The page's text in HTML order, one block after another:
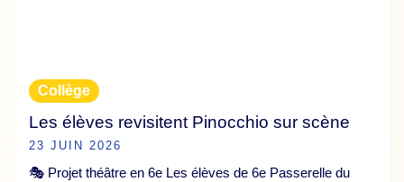
Collège
Les élèves revisitent Pinocchio sur scène
23 JUIN 2026
🎭 Projet théâtre en 6e Les élèves de 6e Passerelle du